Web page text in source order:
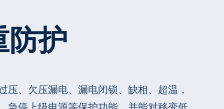
防护
压、欠压漏电、漏电闭锁、缺相、超温，